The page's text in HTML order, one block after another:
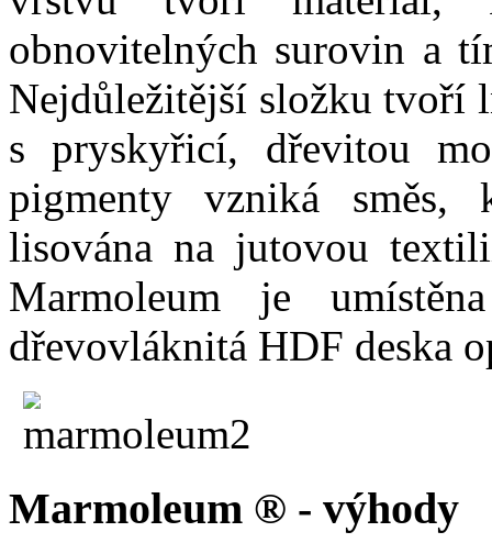
obnovitelných surovin a
Nejdůležitější složku tvoří
s pryskyřicí, dřevitou
pigmenty vzniká
lisována na jutovou
Marmoleum je
dřevovláknitá HDF deska
Marmoleum ® - výhody